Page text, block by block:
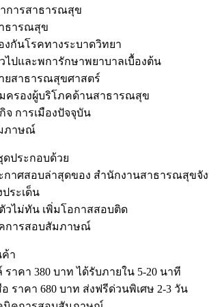
การสาธารณสุข
ธารณสุข
กันโรคทางระบาดวิทยา
ปและพการักษาพยาบาลเบื้องต้น
ยสาธารณสุขศาสตร์
ครองผู้บริโภคด้านสาธารณสุข
จ การเมืองปัจจุบัน
ภาษณ์
ดประกอบด้วย
กาศสอบล่าสุดของ สำนักงานสาธารณสุขจั
ระเด็น
วไม่ทัน เพิ่มโอกาสสอบติด
คการสอบสัมภาษณ์
า
ราคา 380 บาท ได้รับภายใน 5-20 นาที
ราคา 680 บาท ส่งฟรีด่วนพิเศษ 2-3 วัน